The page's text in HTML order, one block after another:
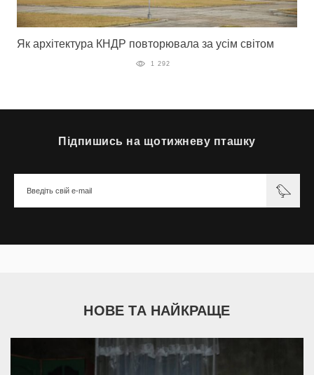
Як архітектура КНДР повторювала за усім світом
1 292
Підпишись на щотижневу пташку
НОВЕ ТА НАЙКРАЩЕ